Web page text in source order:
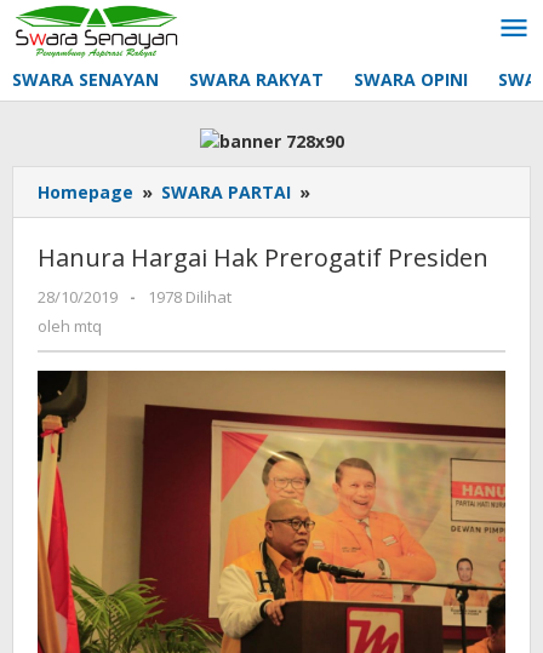
Lewati
ke
konten
SWARA SENAYAN SWARA RAKYAT SWARA OPINI
Homepage » SWARA PARTAI »
Hargai
Prerogatif
Hanura Hargai Hak Prerogatif Presiden
28/10/2019
oleh
-
1978 Dilihat
oleh mtq